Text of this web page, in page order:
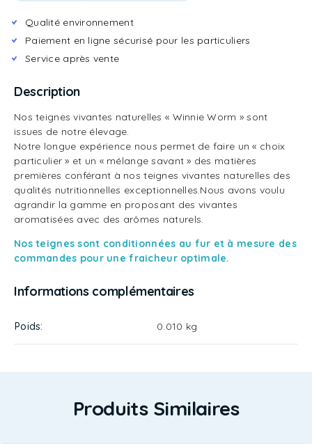
Qualité environnement
Paiement en ligne sécurisé pour les particuliers
Service après vente
Description
Nos teignes vivantes naturelles « Winnie Worm » sont
issues de notre élevage.
Notre longue expérience nous permet de faire un « choix
particulier » et un « mélange savant » des matières
premières conférant à nos teignes vivantes naturelles des
qualités nutritionnelles exceptionnelles.Nous avons voulu
agrandir la gamme en proposant des vivantes
aromatisées avec des arômes naturels.
Nos teignes sont conditionnées au fur et à mesure des
commandes pour une fraicheur optimale.
Informations complémentaires
Poids 0.010 kg
Produits Similaires